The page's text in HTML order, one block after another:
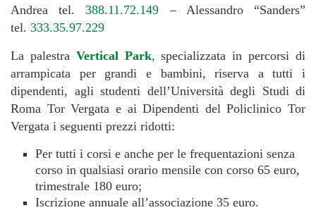
Andrea tel.388.11.72.149 – Alessandro “Sanders”
tel. 333.35.97.229
La palestra Vertical Park, specializzata in percorsi di
arrampicata per grandi e bambini, riserva a tutti i
dipendenti, agli studenti dell’Università degli Studi di
Roma Tor Vergata e ai Dipendenti del Policlinico Tor
Vergata i seguenti prezzi ridotti:
Per tutti i corsi e anche per le frequentazioni senza
corso in qualsiasi orario mensile con corso 65 euro,
trimestrale 180 euro;
Iscrizione annuale all’associazione 35 euro.